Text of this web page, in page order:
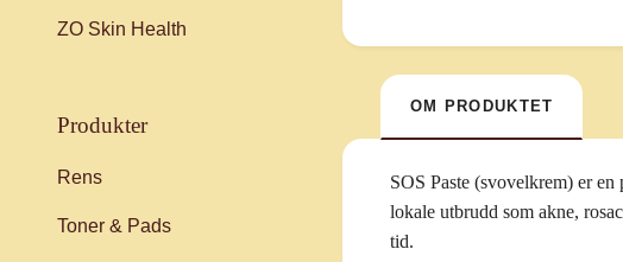
ZO Skin Health
produkter
Rens
Toner & Pads
OM PRODUKTET
SOS Paste (svovelkrem) er
lokale utbrudd som akne,
tid.